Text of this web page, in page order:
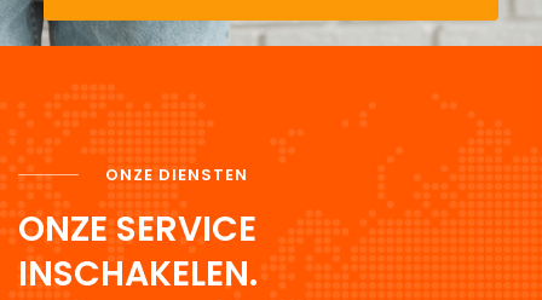
ONZE DIENSTEN
ONZE SERVICE
INSCHAKELEN.